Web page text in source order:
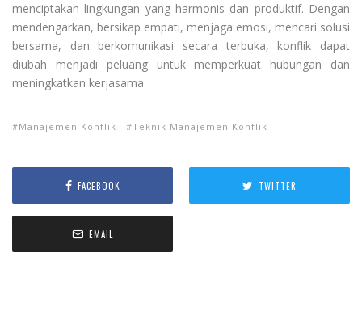
menciptakan lingkungan yang harmonis dan produktif. Dengan
mendengarkan, bersikap empati, menjaga emosi, mencari solusi
bersama, dan berkomunikasi secara terbuka, konflik dapat
diubah menjadi peluang untuk memperkuat hubungan dan
meningkatkan kerjasama
Manajemen Konflik Teknik Manajemen Konflik
FACEBOOK TWITTER
EMAIL